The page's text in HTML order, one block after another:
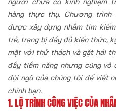
hàng thực thụ. Chương trình
được xây dựng nhằm tìm
trẻ, trang bị đầy đủ kiến thức,
mặt với thử thách và gặt hái
đầy tiềm năng nhưng cũng vô
đội ngũ của chúng tôi để viết
chính bạn.
1. LỘ TRÌNH CÔNG VIỆC CỦA